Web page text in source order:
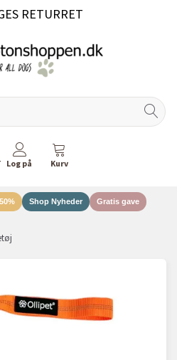
RETURRET
Shop Nyheder Gratis gave